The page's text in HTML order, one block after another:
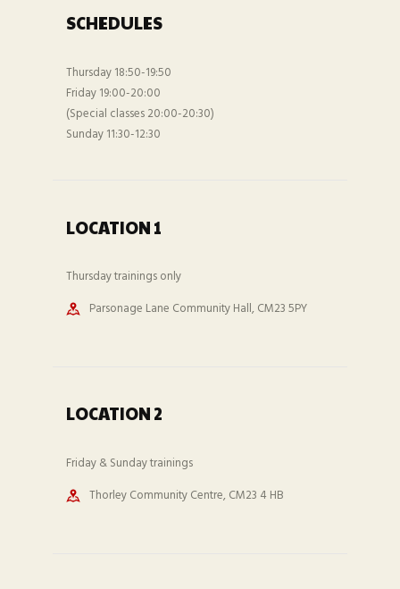
SCHEDULES
Thursday 18:50-19:50
Friday 19:00-20:00
(Special classes 20:00-20:30)
Sunday 11:30-12:30
LOCATION 1
Thursday trainings only
Parsonage Lane Community Hall, CM23 5PY
LOCATION 2
Friday & Sunday trainings
Thorley Community Centre, CM23 4 HB